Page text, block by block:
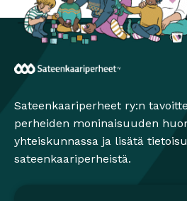
Sateenkaariperheet ry:n
perheiden moninaisuuden
yhteiskunnassa ja lisätä
sateenkaariperheistä.